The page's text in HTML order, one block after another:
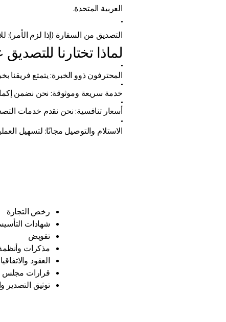
العربية المتحدة.
التصديق من السفارة (إذا لزم الأمر):
لماذا تختارنا
المحترفون ذوو الخبرة: يتمتع
خدمة سريعة وموثوقة: نحن نضمن
أسعار تنافسية: نحن نقدم خدمات
الاستلام والتوصيل مجانًا: لتسهيل
رخص التجارة
شهادات
تفويض
مذكرات
العقود
قرارات مجلس
توثيق التصدير